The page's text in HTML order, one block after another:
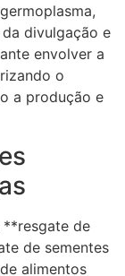
divulgação e
envolver a
o
a produção e
**resgate de
de sementes
alimentos